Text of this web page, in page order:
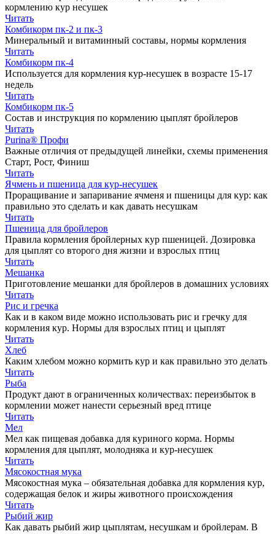
кормлению кур несушек
Читать
Комбикорм пк-2 и пк-3
Минеральный и витаминный составы, нормы кормления
Читать
Комбикорм пк-4
Используется для кормления кур-несушек в возрасте 15-17
недель
Читать
Комбикорм пк-5
Состав и инструкция по кормлению цыплят бройлеров
Читать
Purina® Профи
Важные отличия от предыдущей линейки, схемы применения
Старт, Рост, Финиш
Читать
Ячмень и пшеница для кур-несушек
Проращивание и запаривание ячменя и пшеницы для кур: как
правильно это сделать и как давать несушкам
Читать
Пшеница для бройлеров
Правила кормления бройлерных кур пшеницей. Дозировка
для цыплят со второго дня жизни и взрослых птиц
Читать
Мешанка
Приготовление мешанки для бройлеров в домашних условиях
Читать
Рис и гречка
Как и в каком виде можно использовать рис и гречку для
кормления кур. Нормы для взрослых птиц и цыплят
Читать
Хлеб
Каким хлебом можно кормить кур и как правильно это делать
Читать
Рыба
Продукт дают в ограниченных количествах: переизбыток в
кормлении может нанести серьезный вред птице
Читать
Мел
Мел как пищевая добавка для куриного корма. Нормы
кормления для цыплят, молодняка и кур-несушек
Читать
Мясокостная мука
Мясокостная мука – обязательная добавка для кормления кур,
содержащая белок и жиры животного происхождения
Читать
Рыбий жир
Как давать рыбий жир цыплятам, несушкам и бройлерам. В